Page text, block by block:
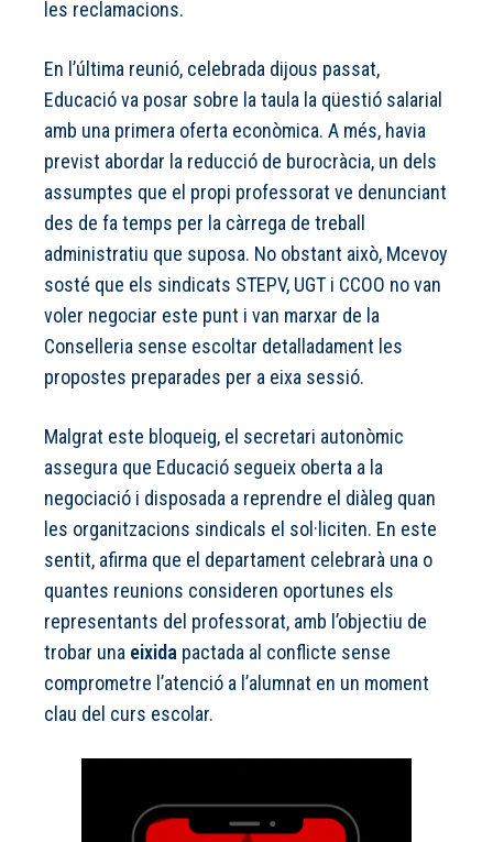
les reclamacions.
En l’última reunió, celebrada dijous passat,
Educació va posar sobre la taula la qüestió salarial
amb una primera oferta econòmica. A més, havia
previst abordar la reducció de burocràcia, un dels
assumptes que el propi professorat ve denunciant
des de fa temps per la càrrega de treball
administratiu que suposa. No obstant això, Mcevoy
sosté que els sindicats STEPV, UGT i CCOO no van
voler negociar este punt i van marxar de la
Conselleria sense escoltar detalladament les
propostes preparades per a eixa sessió.
Malgrat este bloqueig, el secretari autonòmic
assegura que Educació segueix oberta a la
negociació i disposada a reprendre el diàleg quan
les organitzacions sindicals el sol·liciten. En este
sentit, afirma que el departament celebrarà una o
quantes reunions consideren oportunes els
representants del professorat, amb l’objectiu de
trobar una eixida pactada al conflicte sense
comprometre l’atenció a l’alumnat en un moment
clau del curs escolar.